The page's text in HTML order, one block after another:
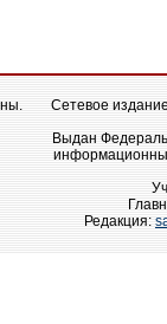
Сетевое
Выдан
Редакция: